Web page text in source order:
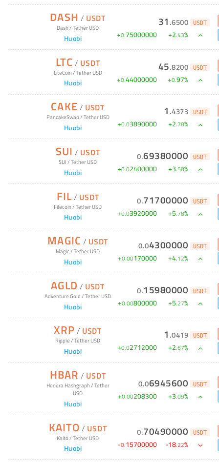
DASH / USDT
Dash/Tether USD
Huobi
31 .6500 USDT
+0.75000000 +2.43%
LTC / USDT
LiteCoin/Tether USD
Huobi
45.8200 USDT
+0.44000000 +0.97%
CAKE / USDT
PancakeSwap/Tether USD
Huobi
1 .4373 USDT
+0.03890000 +2.78%
SUI / USDT
SUI/Tether USD
Huobi
0.69380000 USDT
+0.02400000 +3.58%
FIL/ USDT
Filecoin/Tether USD
Huobi
0.71700000 USDT
+0.03920000 +5.78%
MAGIC / USDT
Magic/Tether USD
Huobi
0.04300000 USDT
+0.00170000 +4.12%
AGLD / USDT
Adventure Gold/Tether USD
Huobi
0.15980000 USDT
+0.00800000 +5.27%
XRP / USDT
Ripple/Tether USD
Huobi
1 .0419 USDT
+0.02712000 +2.67%
HBAR / USDT
Hedera Hashgraph/Tether
USD
Huobi
0.06945600 USDT
+0.00208300 +3.09%
KAITO / USDT
Kaito/Tether USD
Huobi
0.70490000 USDT
-0.15700000 -18.22%